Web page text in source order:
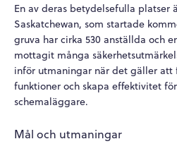
En av deras betydelsefulla platser
Saskatchewan, som startade
gruva har cirka 530 anställda och
mottagit många
inför utmaningar när det gäller att
funktioner och skapa effektivitet
schemaläggare.
Mål och utmaningar